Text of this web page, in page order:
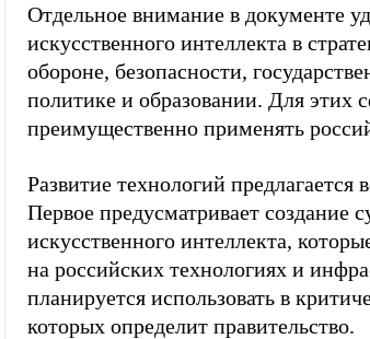
Отдельное внимание в документе
искусственного интеллекта в
обороне, безопасности,
политике и образовании. Для этих
преимущественно применять
Развитие технологий
Первое предусматривает создание
искусственного интеллекта,
на российских технологиях и
планируется использовать в
которых определит правительство.